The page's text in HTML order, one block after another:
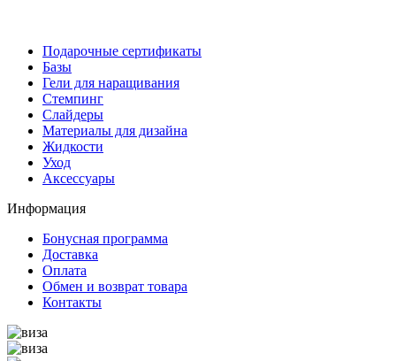
Подарочные сертификаты
Базы
Гели для наращивания
Стемпинг
Слайдеры
Материалы для дизайна
Жидкости
Уход
Аксессуары
Информация
Бонусная программа
Доставка
Оплата
Обмен и возврат товара
Контакты